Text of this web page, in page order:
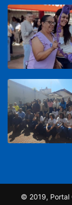
© 2019, Portal